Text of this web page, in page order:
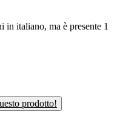
in italiano, ma è presente 1
prodotto!